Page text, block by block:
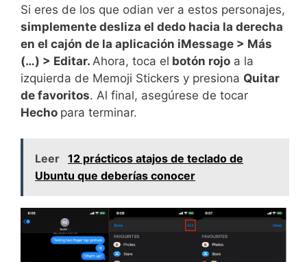
Si eres de los que odian ver a estos personajes,
simplemente desliza el dedo hacia la derecha
en el cajón de la aplicación iMessage > Más
(…) > Editar. Ahora, toca el botón rojo a la
izquierda de Memoji Stickers y presiona Quitar
de favoritos. Al final, asegúrese de tocar
Hecho para terminar.
Leer 12 prácticos atajos de teclado de
Ubuntu que deberías conocer